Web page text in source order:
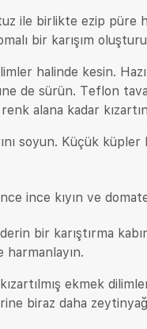
ile birlikte ezip püre
bir karışım
halinde kesin.
de sürün. Teflon
alana kadar
soyun. Küçük
ince kıyın ve
bir karıştırma
kızartılmış ekmek
biraz daha